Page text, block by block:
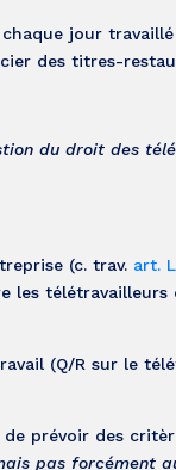
jour
des titres-
du droit des
(c. trav. art.
les télétravailleurs
(Q/R sur le
prévoir des
pas forcément